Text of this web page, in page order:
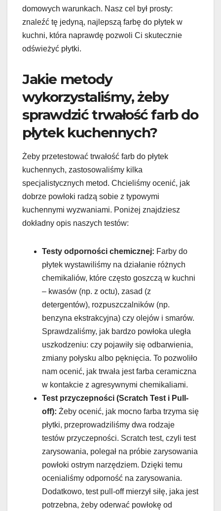
domowych warunkach. Nasz cel był prosty:
znaleźć tę jedyną, najlepszą farbę do płytek w
kuchni, która naprawdę pozwoli Ci skutecznie
odświeżyć płytki.
Jakie metody
wykorzystaliśmy, żeby
sprawdzić trwałość farb do
płytek kuchennych?
Żeby przetestować trwałość farb do płytek
kuchennych, zastosowaliśmy kilka
specjalistycznych metod. Chcieliśmy ocenić, jak
dobrze powłoki radzą sobie z typowymi
kuchennymi wyzwaniami. Poniżej znajdziesz
dokładny opis naszych testów:
Testy odporności chemicznej: Farby do
płytek wystawiliśmy na działanie różnych
chemikaliów, które często goszczą w kuchni
– kwasów (np. z octu), zasad (z
detergentów), rozpuszczalników (np.
benzyna ekstrakcyjna) czy olejów i smarów.
Sprawdzaliśmy, jak bardzo powłoka uległa
uszkodzeniu: czy pojawiły się odbarwienia,
zmiany połysku albo pęknięcia. To pozwoliło
nam ocenić, jak trwała jest farba ceramiczna
w kontakcie z agresywnymi chemikaliami.
Test przyczepności (Scratch Test i Pull-
off): Żeby ocenić, jak mocno farba trzyma się
płytki, przeprowadziliśmy dwa rodzaje
testów przyczepności. Scratch test, czyli test
zarysowania, polegał na próbie zarysowania
powłoki ostrym narzędziem. Dzięki temu
ocenialiśmy odporność na zarysowania.
Dodatkowo, test pull-off mierzył siłę, jaka jest
potrzebna, żeby oderwać powłokę od